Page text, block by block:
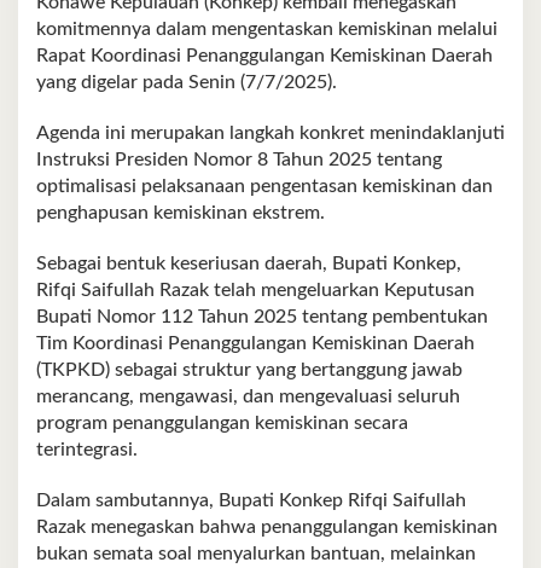
komitmennya dalam mengentaskan kemiskinan melalui
Rapat Koordinasi Penanggulangan Kemiskinan Daerah
yang digelar pada Senin (7/7/2025).
Agenda ini merupakan langkah konkret menindaklanjuti
Instruksi Presiden Nomor 8 Tahun 2025 tentang
optimalisasi pelaksanaan pengentasan kemiskinan dan
penghapusan kemiskinan ekstrem.
Sebagai bentuk keseriusan daerah, Bupati Konkep,
Rifqi Saifullah Razak telah mengeluarkan Keputusan
Bupati Nomor 112 Tahun 2025 tentang pembentukan
Tim Koordinasi Penanggulangan Kemiskinan Daerah
(TKPKD) sebagai struktur yang bertanggung jawab
merancang, mengawasi, dan mengevaluasi seluruh
program penanggulangan kemiskinan secara
terintegrasi.
Dalam sambutannya, Bupati Konkep Rifqi Saifullah
Razak menegaskan bahwa penanggulangan kemiskinan
bukan semata soal menyalurkan bantuan, melainkan